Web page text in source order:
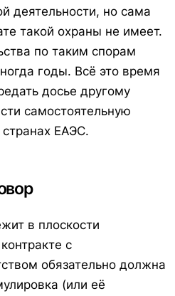
деятельности, но сама
такой охраны не имеет.
по таким спорам
годы. Всё это время
досье другому
самостоятельную
ЕАЭС.
в плоскости
с
обязательно должна
(или её